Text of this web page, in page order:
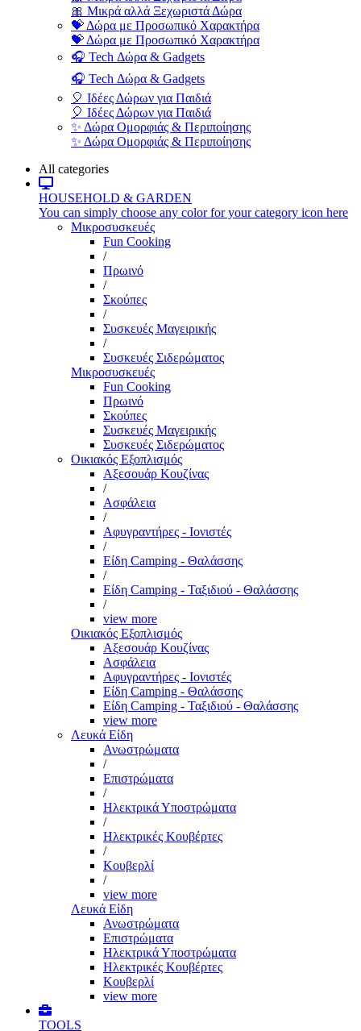
🎀 Μικρά αλλά Ξεχωριστά Δώρα
💝 Δώρα με Προσωπικό Χαρακτήρα
💝 Δώρα με Προσωπικό Χαρακτήρα
🎧 Tech Δώρα & Gadgets
🎧 Tech Δώρα & Gadgets
🎈 Ιδέες Δώρων για Παιδιά
🎈 Ιδέες Δώρων για Παιδιά
✨ Δώρα Ομορφιάς & Περιποίησης
✨ Δώρα Ομορφιάς & Περιποίησης
All categories
HOUSEHOLD & GARDEN
You can simply choose any color for your category icon here
Μικροσυσκευές
Fun Cooking
/
Πρωινό
/
Σκούπες
/
Συσκευές Μαγειρικής
/
Συσκευές Σιδερώματος
Μικροσυσκευές
Fun Cooking
Πρωινό
Σκούπες
Συσκευές Μαγειρικής
Συσκευές Σιδερώματος
Οικιακός Εξοπλισμός
Αξεσουάρ Κουζίνας
/
Ασφάλεια
/
Αφυγραντήρες - Ιονιστές
/
Είδη Camping - Θαλάσσης
/
Είδη Camping - Ταξιδιού - Θαλάσσης
/
view more
Οικιακός Εξοπλισμός
Αξεσουάρ Κουζίνας
Ασφάλεια
Αφυγραντήρες - Ιονιστές
Είδη Camping - Θαλάσσης
Είδη Camping - Ταξιδιού - Θαλάσσης
view more
Λευκά Είδη
Ανωστρώματα
/
Επιστρώματα
/
Ηλεκτρικά Υποστρώματα
/
Ηλεκτρικές Κουβέρτες
/
Κουβερλί
/
view more
Λευκά Είδη
Ανωστρώματα
Επιστρώματα
Ηλεκτρικά Υποστρώματα
Ηλεκτρικές Κουβέρτες
Κουβερλί
view more
TOOLS